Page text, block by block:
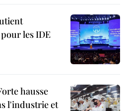
les IDE
hausse
l'industrie et